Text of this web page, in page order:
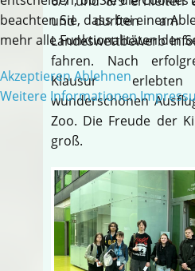
und durften am
Landeswettbewerb
fahren. Nach
Klausur
wunderschönen
Zoo. Die Freude der
groß.
beachten Sie, dass bei einer
mehr alle Funktionalitäten der
AkzeptierenAblehnen
Weitere Informationen